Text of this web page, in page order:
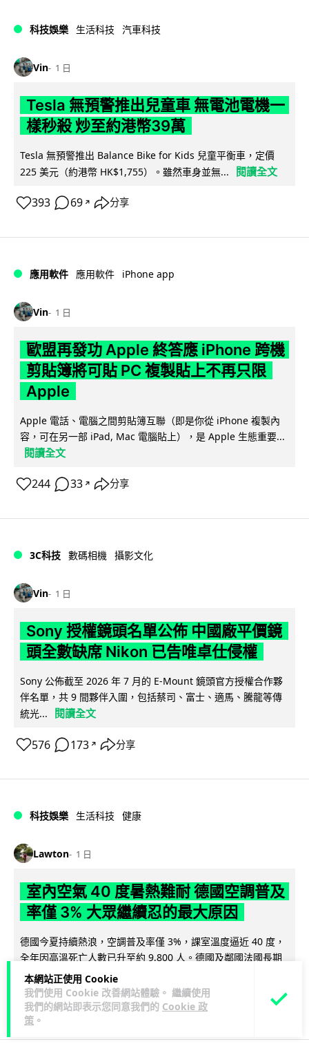
本網站正使用 Cookie
我們使用 Cookie 改善網站體驗。 繼續使用
我們的網站即表示您同意我們的 Cookie 政
策 。
科技娛樂 生活科技 汽車科技
Vin 1 日
Tesla 無預警推出兒童車 無電池電機一
樣秒殺 炒至約港幣39萬
Tesla 無預警推出 Balance Bike for Kids 兒童平衡車，定價
225 美元（約港幣 HK$1,755）。雖然車身並無...
閱讀全文
393 69 ↗ 分享
應用軟件 應用軟件 iPhone app
Vin 1 日
歐盟再發功 Apple 終答應 iPhone 跨機
剪貼簿將可貼 PC 複製貼上不再只限
Apple
Apple 電話、電腦之間剪貼簿互聯（即是你從 iPhone 複製內
容，可在另一部 iPad, Mac 電腦貼上），是 Apple 生態重要...
閱讀全文
244 33 ↗ 分享
3C科技 數碼相機 攝影文化
Vin 1 日
Sony 授權鏡頭名單公佈 中國廠平價鏡
頭全數缺席 Nikon 已告唯卓仕侵權
Sony 公佈截至 2026 年 7 月的 E-Mount 鏡頭官方授權合作夥
伴名單，共 9 間夥伴入圍，包括蔡司、富士、適馬、騰龍等傳
統光...
閱讀全文
576 173 ↗ 分享
科技娛樂 生活科技 健康
Lawton 1 日
室內空氣 40 度暑熱難耐 德國空調普及
率僅 3% 大眾繼續忍的最大原因
德國今夏持續熱浪，空調普及率僅 3%，課室溫度逼近 40 度，
全年因高溫死亡人數已升至約 9,800 人。德國及鄰國法國長期
抗拒安裝空調背後... 閱讀全文
136 22 ↗ 分享